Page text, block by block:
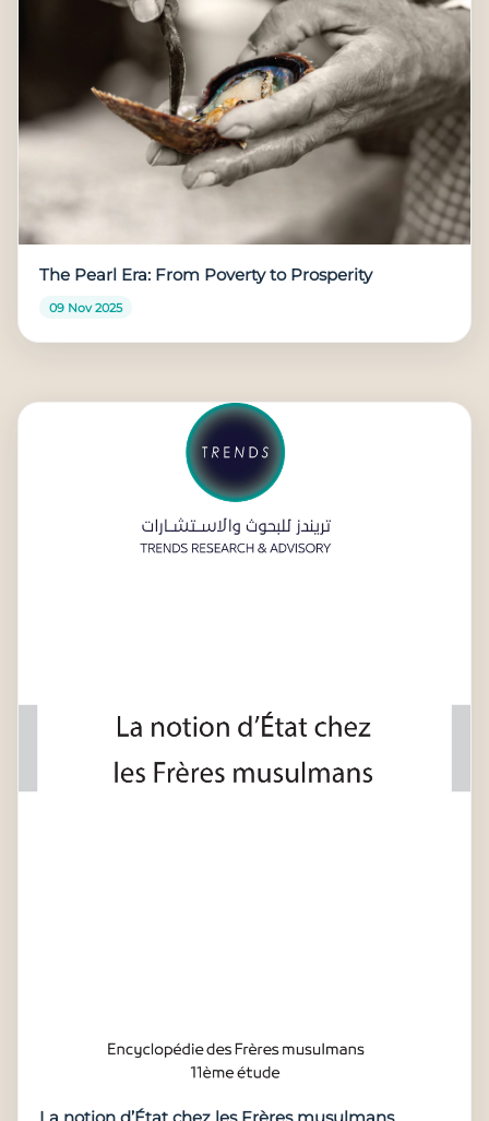
The Pearl Era: From Poverty to Prosperity
09 Nov 2025